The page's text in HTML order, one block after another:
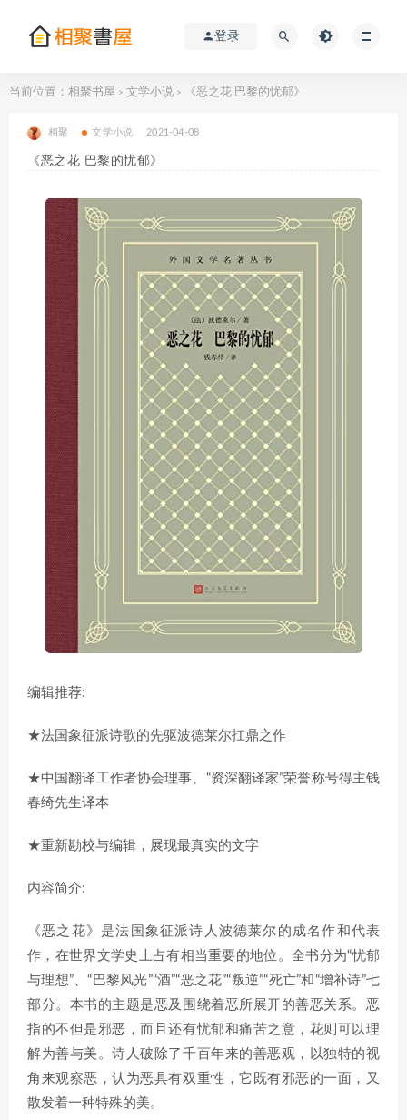
登录
当前位置： 相聚书屋 > 文学小说 > 《恶之花 巴黎的忧郁》
相聚 文学小说 2021-04-08
《恶之花 巴黎的忧郁》
编辑推荐:
★法国象征派诗歌的先驱波德莱尔扛鼎之作
★中国翻译工作者协会理事、“资深翻译家”荣誉称号得主钱
春绮先生译本
★重新勘校与编辑，展现最真实的文字
内容简介:
《恶之花》是法国象征派诗人波德莱尔的成名作和代表
作，在世界文学史上占有相当重要的地位。全书分为“忧郁
与理想”、“巴黎风光”“酒”“恶之花”“叛逆”“死亡”和“增补诗”七
部分。本书的主题是恶及围绕着恶所展开的善恶关系。恶
指的不但是邪恶，而且还有忧郁和痛苦之意，花则可以理
解为善与美。诗人破除了千百年来的善恶观，以独特的视
角来观察恶，认为恶具有双重性，它既有邪恶的一面，又
散发着一种特殊的美。